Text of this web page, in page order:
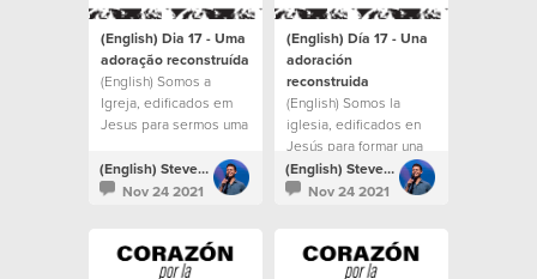
(English) Dia 17 - Uma
adoração reconstruída
(English) Somos a
Igreja, edificados em
Jesus para sermos uma
(English) Steven Richards
Nov 24 2021
(English) Día 17 - Una
adoración
reconstruida
(English) Somos la
iglesia, edificados en
Jesús para formar una
casa para todos.(English) Steven Richards
Nov 24 2021